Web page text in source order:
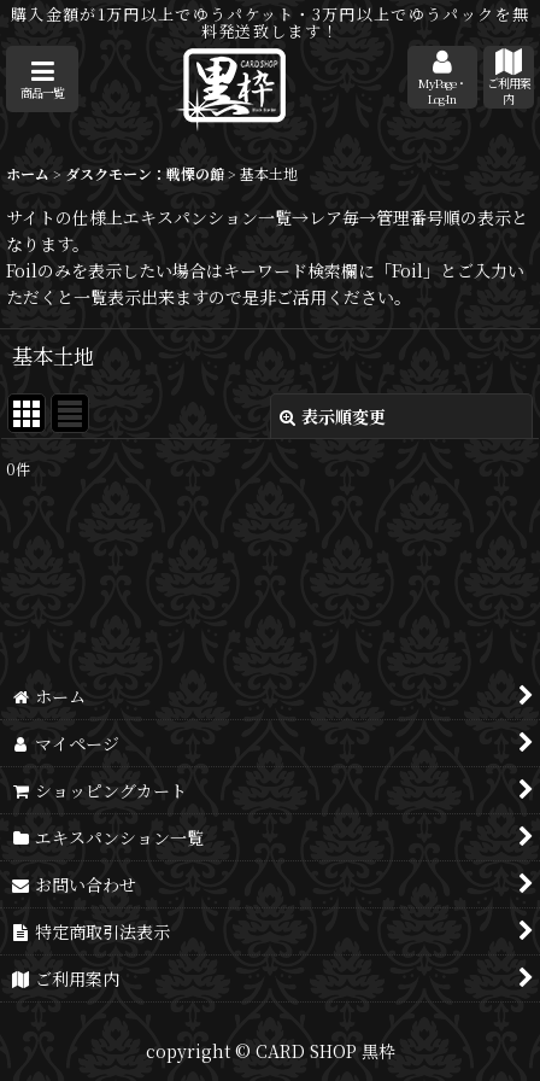
購入金額が1万円以上でゆうパケット・3万円以上でゆうパックを無
料発送致します！
商品一覧
MyPage・
Log-In
ご利用案
内
ホーム > ダスクモーン：戦慄の館> 基本土地
サイトの仕様上エキスパンション一覧→レア毎→管理番号順の表示と
なります。
Foilのみを表示したい場合はキーワード検索欄に「Foil」とご入力い
ただくと一覧表示出来ますので是非ご活用ください。
基本土地
表示順変更
表示数
0件
ホーム
マイページ
ショッピングカート
エキスパンション一覧
お問い合わせ
特定商取引法表示
ご利用案内
copyright © CARD SHOP 黒枠